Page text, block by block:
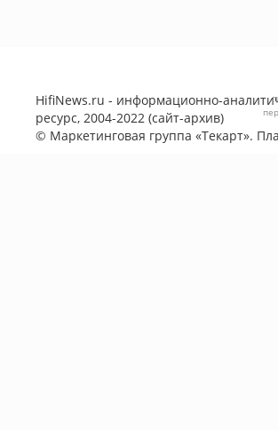
HifiNews.ru - информационно-
ресурс, 2004-2022 (сайт-архив)
© Маркетинговая группа «Текарт».